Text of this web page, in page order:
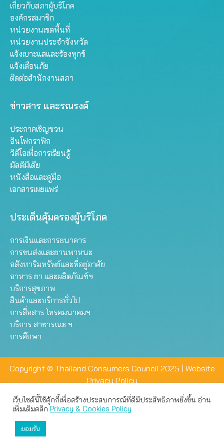
เกี่ยวกับสภาผู้บริโภค
องค์กรสมาชิก
หน่วยงานเขตพื้นที่
หน่วยงานประจำจังหวัด
แจ้งเบาะแสและร้องทุกข์
แจ้งเตือนภัย
ติดต่อสำนักงานสภา
ข่าวสาร และรณรงค์
ประกาศเชิญชวน
อินโฟกราฟิก
วิดีโอเพื่อการเรียนรู้
มัลติมีเดีย
หนังสือและคู่มือ
เอกสารเผยแพร่
ประเด็นคุ้มครองผู้บริโภค
การเงินและการธนาคาร
การขนส่งและยานพาหนะ
อสังหาริมทรัพย์และที่อยู่อาศัย
อาหาร ยา และผลิตภัณฑ์ฯ
บริการสุขภาพ
สินค้าและบริการทั่วไป
การสื่อสาร โทรคมนาคมฯ
บริการ สาธารณะ ฯ
การศึกษา
Copyright © Thailand Consumers Council 2025 | Website
Privacy Policy
เว็บไซต์นี้ใช้คุ้กกี้เพื่อสร้างประสบการณ์ที่ดีมีประสิทธิภาพยิ่งขึ้น อ่าน
เพิ่มเติมคลิกPrivacy & Cookies Policy
ยอมรับ
เว็บไซต์นี้ใช้คุกกี้เพื่อมอบประสบการณ์การใช้งานที่ดีให้แก่ท่าน คุณ
สามารถเลือกตั้งค่าความเป็นส่วนตัวได้
ยอมรับทั้งหมด